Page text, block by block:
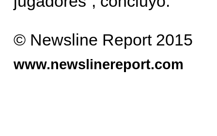
© Newsline Report 2015
www.newslinereport.com